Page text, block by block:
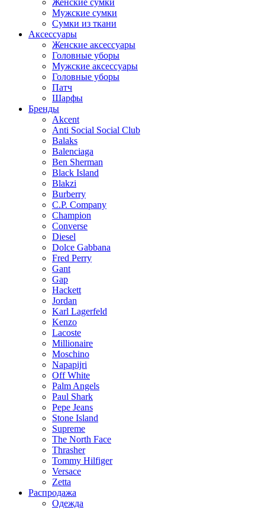
Женские сумки
Мужские сумки
Сумки из ткани
Аксессуары
Женские аксессуары
Головные уборы
Мужские аксессуары
Головные уборы
Патч
Шарфы
Бренды
Akcent
Anti Social Social Club
Balaks
Balenciaga
Ben Sherman
Black Island
Blakzi
Burberry
C.P. Company
Champion
Converse
Diesel
Dolce Gabbana
Fred Perry
Gant
Gap
Hackett
Jordan
Karl Lagerfeld
Kenzo
Lacoste
Millionaire
Moschino
Napapijri
Off White
Palm Angels
Paul Shark
Pepe Jeans
Stone Island
Supreme
The North Face
Thrasher
Tommy Hilfiger
Versace
Zetta
Распродажа
Одежда